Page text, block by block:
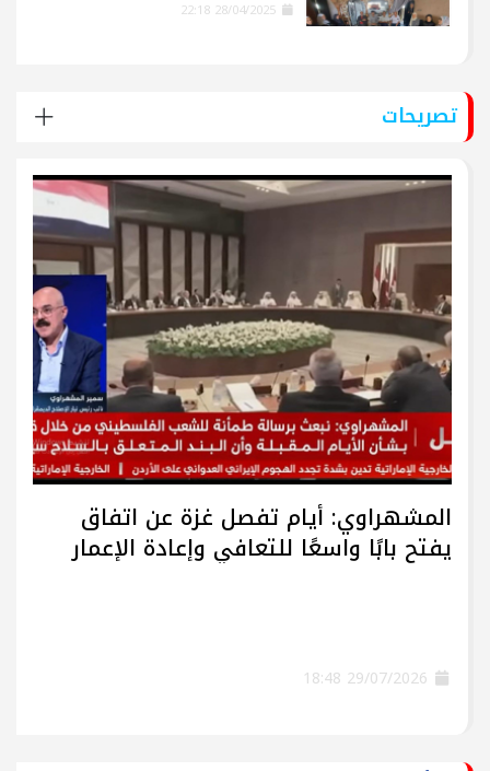
تصريحات
المشهراوي: أيام تفصل غزة عن اتفاق
يفتح بابًا واسعًا للتعافي وإعادة الإعمار